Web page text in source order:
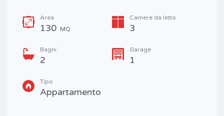
Area
130 MQ
Camere da letto
3
Bagni
2
Garage
1
Tipo
Appartamento